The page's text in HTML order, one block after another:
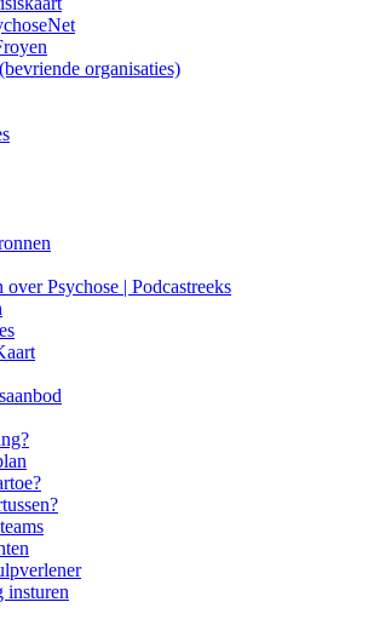
organisaties)
over Psychose | Podcastreeks
insturen